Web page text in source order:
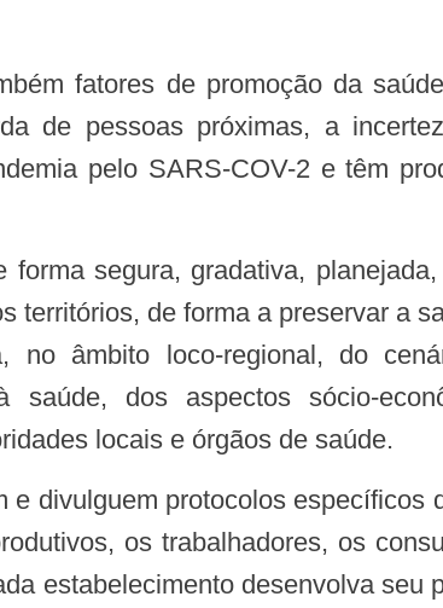
de pessoas próximas, a
pelo SARS-COV-2 e têm
territórios, de forma a preservar a
âmbito loco-regional, do
dos aspectos sócio-
locais e órgãos de saúde.
os trabalhadores, os
estabelecimento desenvolva seu